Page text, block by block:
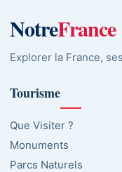
NotreFrance
Explorer la France,
Tourisme
Que Visiter ?
Monuments
Parcs Naturels